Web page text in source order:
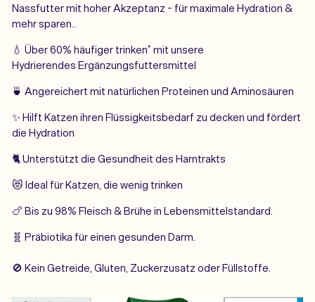
Nassfutter mit hoher Akzeptanz - für maximale Hydration &
mehr sparen..
💧 Über 60% häufiger trinken* mit unsere
Hydrierendes Ergänzungsfuttersmittel
🍵 Angereichert mit natürlichen Proteinen und Aminosäuren
✨ Hilft Katzen ihren Flüssigkeitsbedarf zu decken und fördert
die Hydration
🐈 Unterstützt die Gesundheit des Harntrakts
😻 Ideal für Katzen, die wenig trinken
🍗 Bis zu 98% Fleisch & Brühe in Lebensmittelstandard.
🧬 Präbiotika für einen gesunden Darm.
🚫 Kein Getreide, Gluten, Zuckerzusatz oder Füllstoffe.